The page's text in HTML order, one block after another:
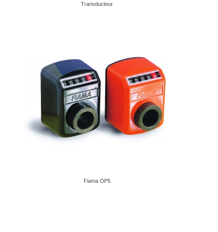
Transducteur
Fiama OP5